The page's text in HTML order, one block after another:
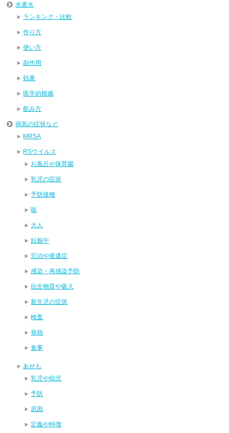
水素水
ランキング・比較
作り方
使い方
副作用
効果
医学的根拠
飲み方
病気の症状など
MRSA
RSウイルス
お風呂や保育園
乳児の症状
予防接種
咳
大人
妊娠中
完治や後遺症
感染・再感染予防
抗生物質や吸入
新生児の症状
検査
発熱
食事
あせも
乳児や幼児
予防
原因
定義や特徴